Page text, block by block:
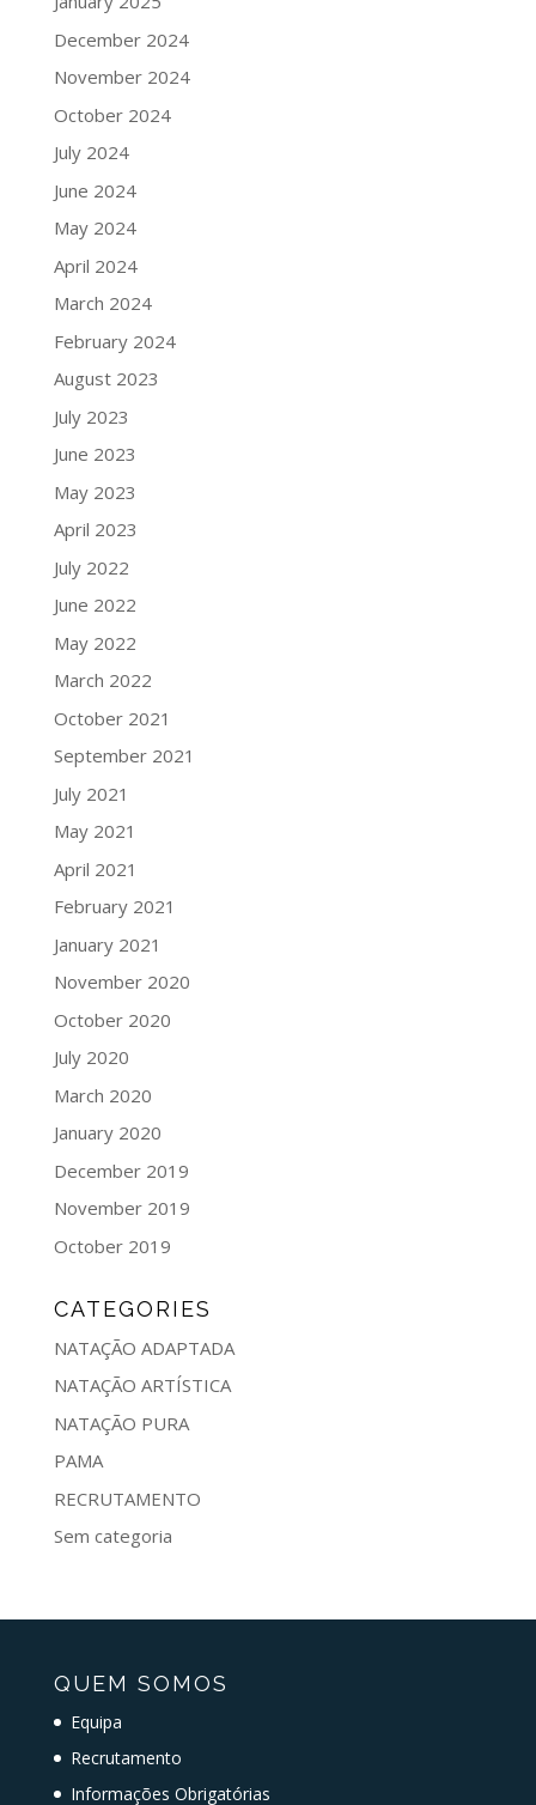
December 2024
November 2024
October 2024
July 2024
June 2024
May 2024
April 2024
March 2024
February 2024
August 2023
July 2023
June 2023
May 2023
April 2023
July 2022
June 2022
May 2022
March 2022
October 2021
September 2021
July 2021
May 2021
April 2021
February 2021
January 2021
November 2020
October 2020
July 2020
March 2020
January 2020
December 2019
November 2019
October 2019
CATEGORIES
NATAÇÃO ADAPTADA
NATAÇÃO ARTÍSTICA
NATAÇÃO PURA
PAMA
RECRUTAMENTO
Sem categoria
QUEM SOMOS
Equipa
Recrutamento
Informações Obrigatórias